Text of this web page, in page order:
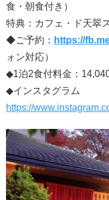
食・朝食付き）
特典：カフェ・ド天翠
◆ご予約： https://
ォン対応）
◆1泊2食付料金：
◆インスタグラム
https://